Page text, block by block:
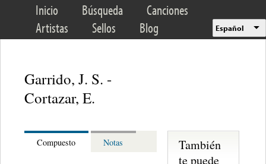
Inicio Búsqueda
Canciones
Artistas
Sellos Blog Español
Garrido, J. S. -
Cortazar, E.
Compuesto Notas
También
te puede